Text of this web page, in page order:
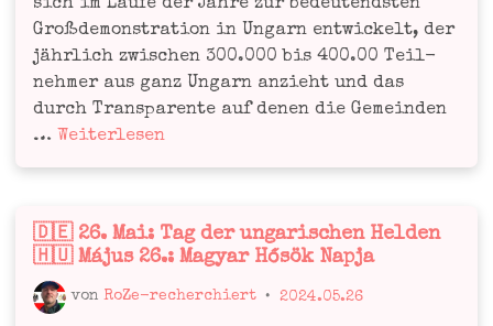
sich im Lau­fe der Jah­re zur bedeu­tends­ten
Groß­de­mons­tra­ti­on in Ungarn ent­wi­ckelt, der
jähr­lich zwi­schen 300.000 bis 400.00 Teil­
neh­mer aus ganz Ungarn anzieht und das
durch Trans­pa­ren­te auf denen die Gemein­den
… 🇩🇪
et
(Frie­
dens­
Wei­ter­le­sen
Veröffentlicht
in
🇩🇪 26. Mai: Tag der ungarischen Helden
🇭🇺 Május 26.: Magyar Hősök Napja
von RoZe-recherchiert • 2024.05.26